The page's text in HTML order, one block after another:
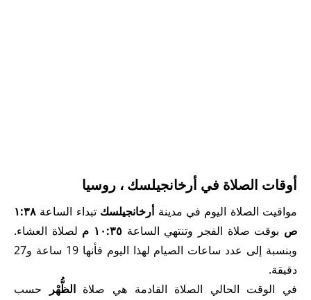
أوقات الصلاة في أرخانجيلسك ، روسيا
مواقيت الصلاة اليوم في مدينةأرخانجيلسك تبداء الساعة ١:٣٨
ص بوقت صلاة الفجر وتنتهي الساعة ١٠:٣٥ م
لصلاة العشاء.
وبنسبة إلى عدد ساعات الصيام لهذا اليوم فأنها 19 ساعة و27
دقيقة.
في الوقت الحالي الصلاة القادمة هي صلاةالظُّهْر
حسب